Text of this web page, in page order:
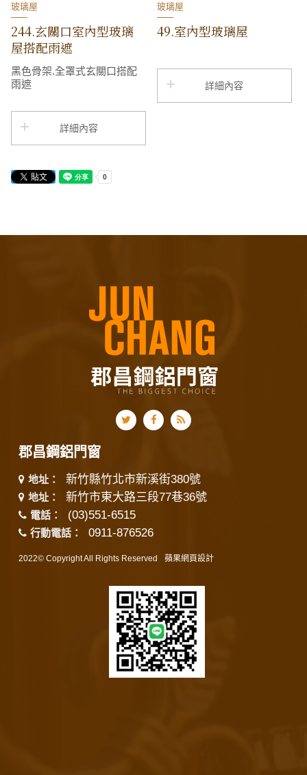
玻璃屋
244.玄關口室內型玻璃
屋搭配雨遮
黑色骨架.全罩式玄關口搭配
雨遮
詳細內容
玻璃屋
49.室內型玻璃屋
詳細內容
郡昌鋼鋁門窗
地址： 新竹縣竹北市新溪街380號
地址： 新竹市東大路三段77巷36號
電話： (03)551-6515
行動電話： 0911-876526
2022© Copyright All Rights Reserved 蘋果網頁設計